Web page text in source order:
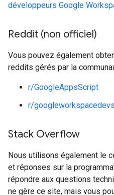
développeurs Google
Reddit (non officiel)
Vous pouvez également
reddits gérés par la
r/GoogleAppsScript
r/googleworkspacedevs
Stack Overflow
Nous utilisons également le
et réponses sur la
répondre aux questions
ne gère ce site, mais vous